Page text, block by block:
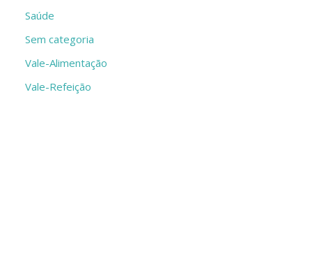
Saúde
Sem categoria
Vale-Alimentação
Vale-Refeição